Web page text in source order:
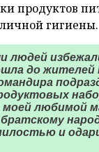
продуктов
гигиены.
людей
до жителей
любимой
и